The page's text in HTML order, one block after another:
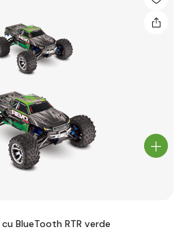
BlueTooth RTR verde